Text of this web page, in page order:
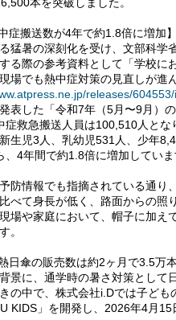
本を突破しました。
症搬送数が4年で約1.8倍に増加】
猛暑の深刻化を受け、文部科学
る際の参考資料として「学校
場でも熱中症対策の見直しが進
releases/
表した「令和7年（5月〜9月）
症救急搬送人員は100,510人と
生児3人、乳幼児531人、少年
4年間で約1.8倍に増加していま
防情報でも指摘されている通り
べて身長が低く、路面からの照
場や家庭において、帽子に加え
。
日傘の販売数は約2ヶ月で3.5万本
景に、通学時の暑さ対策として
の中で、株式会社i.Dでは子ど
KIDS」を開発し、2026年4月15